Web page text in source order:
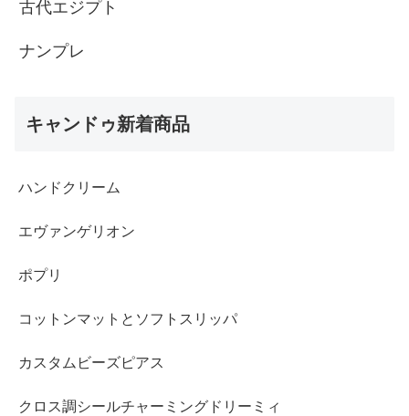
古代エジプト
ナンプレ
キャンドゥ新着商品
ハンドクリーム
エヴァンゲリオン
ポプリ
コットンマットとソフトスリッパ
カスタムビーズピアス
クロス調シールチャーミングドリーミィ